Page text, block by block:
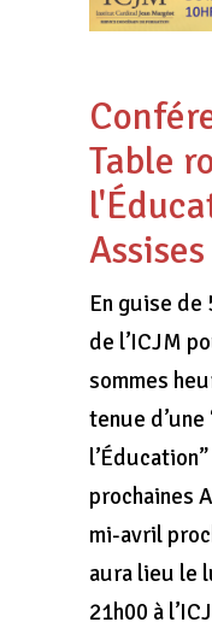
Table
Assises
En guise
de l’ICJM
sommes
tenue
prochaines
mi-avril
aura lieu le
21h00 à